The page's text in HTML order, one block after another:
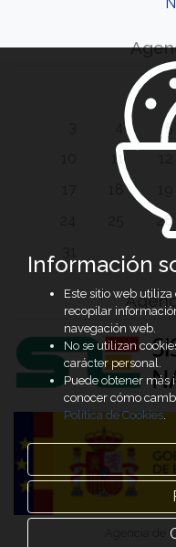
5
11
26
Agencia de
Información
Este sitio web
recopilar
navegación web.
No se utilizan
carácter personal.
Puede obtener más
conocer cómo
Política de Cookies.